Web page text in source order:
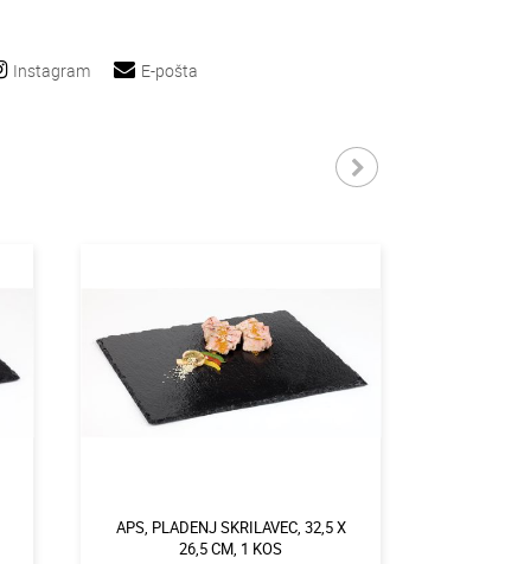
Instagram E-pošta
APS, PLADENJ SKRILAVEC, 32,5 X
26,5 CM, 1 KOS